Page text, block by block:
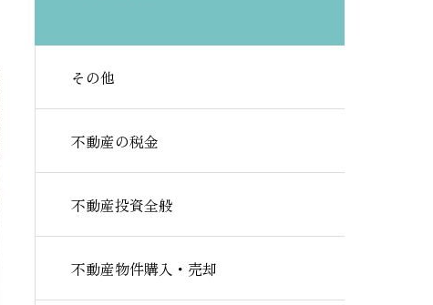
再建築不可でも住宅ローンは
方を解説
賃貸で盗聴器
その他
不動産の税金
不動産投資全般
不動産物件購入・売却